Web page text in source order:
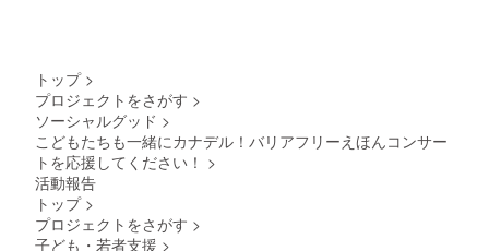
なの楽
ジャズ
となり
校、生
活介護
トップ >
プロジェクトをさがす >
ソーシャルグッド >
こどもたちも一緒にカナデル！バリアフリーえほんコンサー
トを応援してください！ >
活動報告
トップ >
プロジェクトをさがす >
子ども・若者支援 >